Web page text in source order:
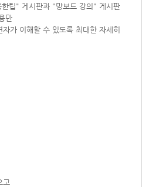
팁" 게시판과 "망보드 강의" 게시판
만
자가 이해할 수 있도록 최대한 자세히
고